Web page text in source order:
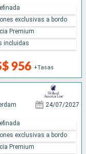
956 +Tasas
exclusivas a bordo
Premium
incluidas
24/07/2027
exclusivas a bordo
Premium